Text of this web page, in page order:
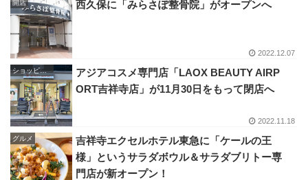
開店 西久保に「みらさぽ整骨院」がオープンへ
2022.12.07
ショッピング
アジアコスメ専門店「LAOX BEAUTY AIRP
ORT吉祥寺店」が11月30日をもって閉店へ
2022.11.18
グルメ
吉祥寺エクセルホテル東急に「ケールの王
様」というサラダボウル＆サラダブリトー専
門店が新オープン！